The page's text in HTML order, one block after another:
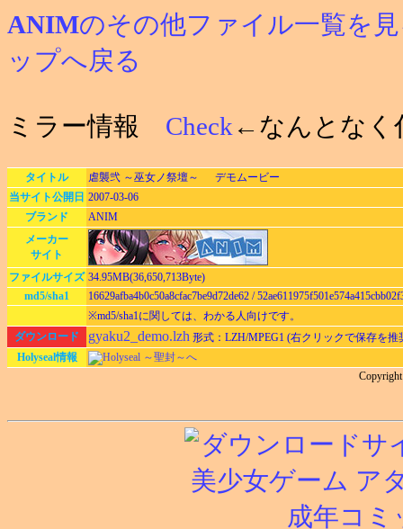
ANIMのその他ファイル一覧を
ップへ戻る
ミラー情報 Check ←なんとなく
タイトル
虐襲弐 ～巫女ノ祭壇～ デモムービー
当サイト公開日 2007-03-06
ブランド
ANIM
メーカー
サイト
ファイルサイズ 34.95MB(36,650,713Byte)
md5/sha1
16629afba4b0c50a8cfac7be9d72de62 /
※md5/sha1に関しては、わかる人向けです。
ダウンロード
gyaku2_demo.lzh 形式：LZH/MPEG1 (右クリックで保存を
Holyseal情報
Holyseal ～聖封～へ